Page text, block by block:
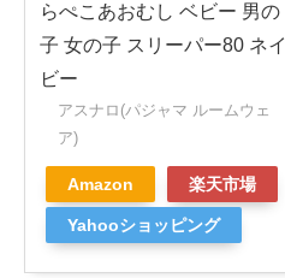
らぺこあおむし ベビー 男の
子 女の子 スリーパー80 ネイ
ビー
アスナロ(パジャマ ルームウェ
ア)
Amazon 楽天市場
Yahooショッピング